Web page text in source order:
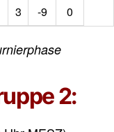
3 -9 0
2: